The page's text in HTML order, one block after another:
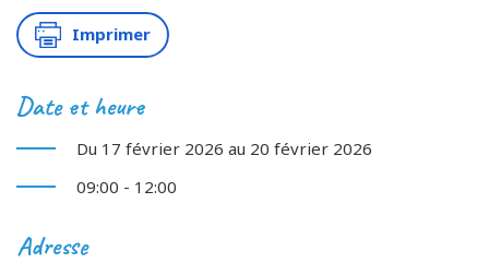
Imprimer
Date et heure
Du 17 février 2026 au 20 février 2026
09:00 - 12:00
Adresse